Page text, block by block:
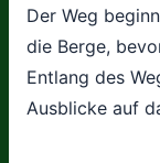
Der Weg
die Berge,
Entlang des
Ausblicke auf